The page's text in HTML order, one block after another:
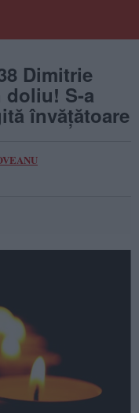
Dimitrie
doliu! S-a
învățătoare